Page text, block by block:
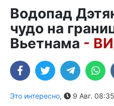
Водопад
чудо на
Вьетнама -
Это интересно, 9 Авг. 08:35